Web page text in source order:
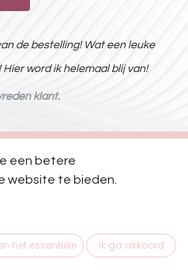
de bestelling! Wat een leuke
word ik helemaal blij van!
klant.
een betere
website te bieden.
het essentiële Ik ga akkoord